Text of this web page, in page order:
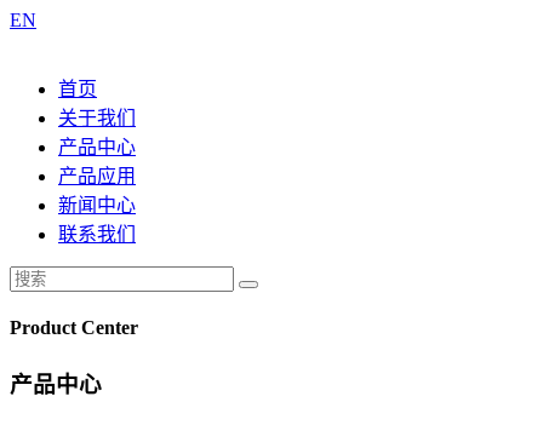
EN
首页
关于我们
产品中心
产品应用
新闻中心
联系我们
Product Center
产品中心